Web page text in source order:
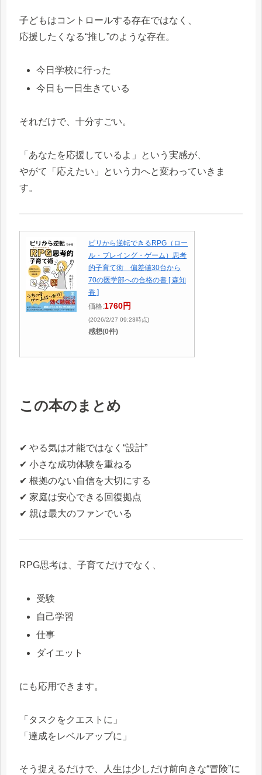
子どもはコントロールする存在ではなく、
応援したくなる“推し”のような存在。
今日学校に行った
今日も一日生きている
それだけで、十分すごい。
「あなたを応援しているよ」という実感が、
やがて「応えたい」という力へと変わっていきま
す。
ビリから逆転できるRPG（ロー
ル・プレイング・ゲーム）思考
的子育て術 偏差値30台から
70の医学部への合格の書 [ 森知
香 ]
価格:1760円
(2026/2/27 09:23時点)
感想(0件)
この本のまとめ
✔ やる気は才能ではなく“設計”
✔ 小さな成功体験を重ねる
✔ 根拠のない自信を大切にする
✔ 家庭は安心できる回復拠点
✔ 親は最大のファンでいる
RPG思考は、子育てだけでなく、
受験
自己学習
仕事
ダイエット
にも応用できます。
「タスクをクエストに」
「達成をレベルアップに」
そう捉えるだけで、人生は少しだけ前向きな“冒険”に